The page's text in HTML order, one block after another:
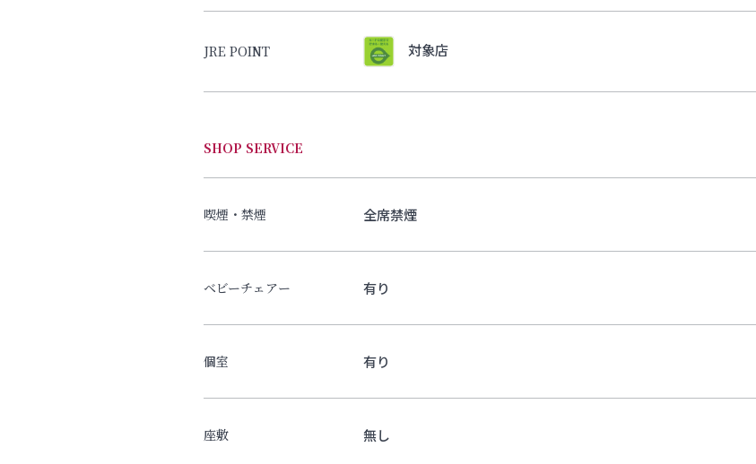
JRE POINT 対象店
SHOP SERVICE
喫煙・禁煙 全席禁煙
ベビーチェアー 有り
個室 有り
座敷 無し